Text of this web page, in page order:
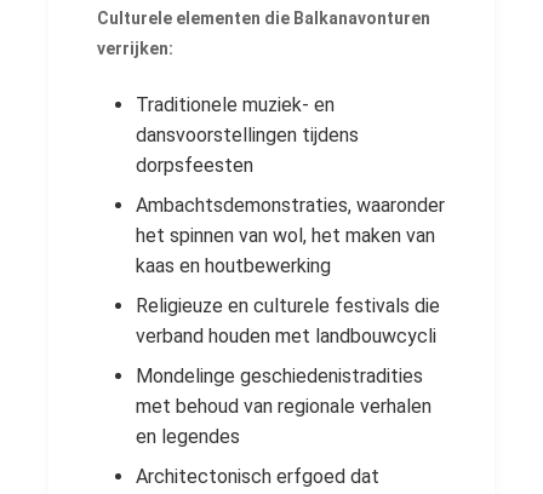
Culturele elementen die Balkanavonturen
verrijken:
Traditionele muziek- en
dansvoorstellingen tijdens
dorpsfeesten
Ambachtsdemonstraties, waaronder
het spinnen van wol, het maken van
kaas en houtbewerking
Religieuze en culturele festivals die
verband houden met landbouwcycli
Mondelinge geschiedenistradities
met behoud van regionale verhalen
en legendes
Architectonisch erfgoed dat